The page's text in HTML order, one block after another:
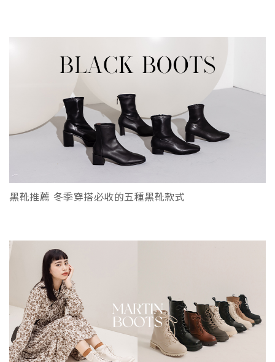
黑靴推薦 冬季穿搭必收的五種黑靴款式